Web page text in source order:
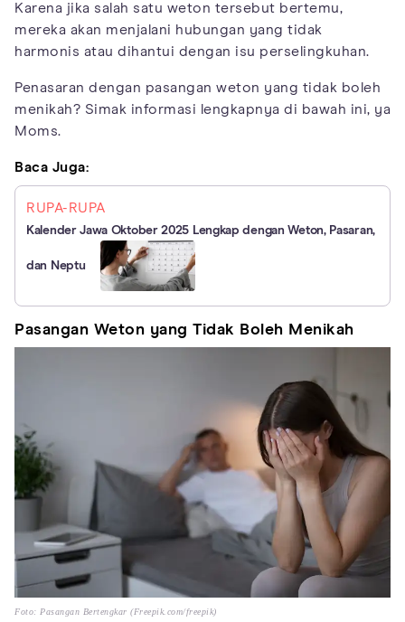
Karena jika salah satu weton tersebut bertemu,
mereka akan menjalani hubungan yang tidak
harmonis atau dihantui dengan isu perselingkuhan.
Penasaran dengan pasangan weton yang tidak boleh
menikah? Simak informasi lengkapnya di bawah ini, ya
Moms.
Baca Juga:
RUPA-RUPA
Kalender Jawa Oktober 2025 Lengkap dengan Weton, Pasaran,
dan Neptu
Pasangan Weton yang Tidak Boleh Menikah
Foto: Pasangan Bertengkar (Freepik.com/freepik)